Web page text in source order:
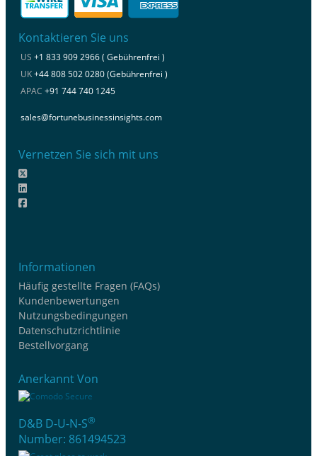
Kontaktieren Sie uns
US +1 833 909 2966 ( Gebührenfrei )
UK+44 808 502 0280 (Gebührenfrei )
APAC +91 744 740 1245
sales@fortunebusinessinsights.com
Vernetzen Sie sich mit uns
Informationen
Häufig gestellte Fragen (FAQs)
Kundenbewertungen
Nutzungsbedingungen
Datenschutzrichtlinie
Bestellvorgang
Anerkannt Von
D&B D-U-N-S®
Number: 861494523